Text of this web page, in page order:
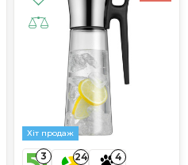
Хіт продаж
3 24 4